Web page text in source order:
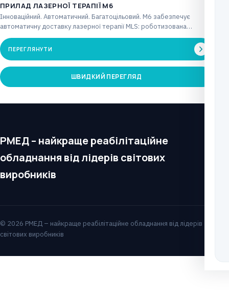
ПРИЛАД ЛАЗЕРНОЇ ТЕРАПІЇ M6
Інноваційний. Автоматичний. Багатоцільовий. M6 забезпечує
автоматичну доставку лазерної терапії MLS: роботизована
головка рівномірно покриває всю цільову…
ПЕРЕГЛЯНУТИ
ШВИДКИЙ ПЕРЕГЛЯД
РМЕД – найкраще реабілітаційне
обладнання від лідерів світових
виробників
© 2026 РМЕД – найкраще реабілітаційне обладнання від лідерів
світових виробників